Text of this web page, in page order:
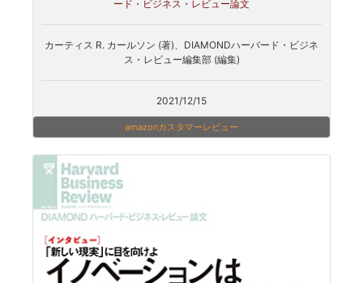
ード・ビジネス・レビュー論文
カーティス R. カールソン (著)、DIAMONDハーバード・ビジネ
ス・レビュー編集部 (編集)
2021/12/15
amazonカスタマーレビュー